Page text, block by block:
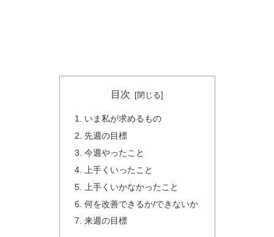
目次
いま私が求めるもの
先週の目標
今週やったこと
上手くいったこと
上手くいかなかったこと
何を改善できるか/できないか
来週の目標